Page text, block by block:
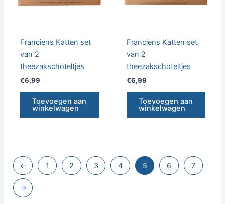
Franciens Katten set
van 2
theezakschoteltjes
€6,99
Toevoegen aan
winkelwagen
Franciens Katten set
van 2
theezakschoteltjes
€6,99
Toevoegen aan
winkelwagen
← 1 2 3 4 5 6 7
→